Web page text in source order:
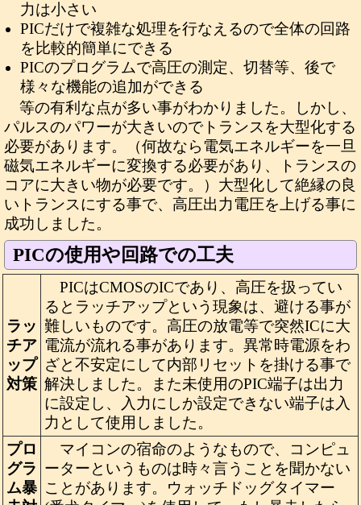
力は小さい
PICだけで複雑な処理を行なえるので全体の回路
を比較的簡単にできる
PICのプログラムで高圧の測定、切替等、後で
様々な機能の追加ができる
等の有利な点が多い事がわかりました。しかし、
パルスのパワーが大きいのでトランスを大型化する
必要があります。（何故なら電気エネルギーを一旦
磁気エネルギーに変換する必要があり、トランスの
コアに大きい物が必要です。）大型化して絶縁の良
いトランスにする事で、高圧出力電圧を上げる事に
成功しました。
PICの使用や回路での工夫
ラッ
チア
ップ
対策
PICはCMOSのICであり、高圧を扱ってい
るとラッチアップという現象は、避ける事が
難しいものです。高圧の放電等で突然ICに大
電流が流れる事があります。異常時電源をわ
ざと不安定にして内部リセットを掛ける事で
解決しました。また未使用のPIC端子は出力
に設定し、入力にしか設定できない端子は入
力として使用しました。
プロ
グラ
ム暴
マイコンの宿命のようなもので、コンピュ
ーターというものは時々言うことを聞かない
ことがあります。ウォッチドッグタイマー